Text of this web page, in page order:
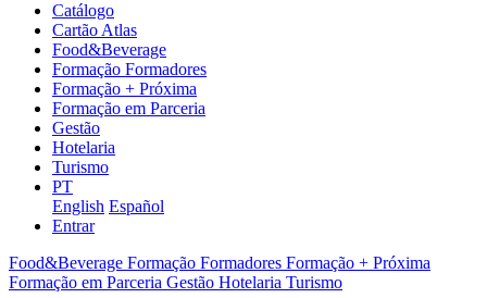
Catálogo
Cartão Atlas
Food&Beverage
Formação Formadores
Formação + Próxima
Formação em Parceria
Gestão
Hotelaria
Turismo
PT
English Español
Entrar
Food&Beverage Formação Formadores Formação + Próxima
Formação em Parceria Gestão Hotelaria Turismo